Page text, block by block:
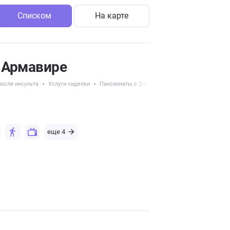
Списком На карте
инсульта Услуги сиделки Пансионаты с 2-х местным размещением
еще 4